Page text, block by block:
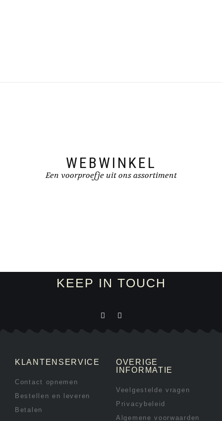
WEBWINKEL
Een voorproefje uit ons assortiment
KEEP IN TOUCH
KLANTENSERVICE
Contact opnemen
Bestellen en leveren
Betalen
OVERIGE
INFORMATIE
Veelgestelde vragen
Privacybeleid
Algemene voorwaarden